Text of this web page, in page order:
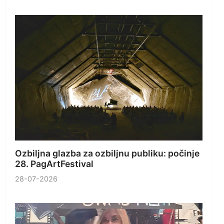
Ozbiljna glazba za ozbiljnu publiku: počinje
28. PagArtFestival
28-07-2026